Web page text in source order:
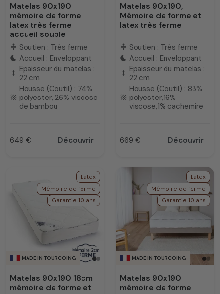
Matelas 90x190
mémoire de forme
latex très ferme
accueil souple
compress Soutien : Très ferme
bedtime Accueil : Enveloppant
height
Epaisseur du matelas :
22 cm
texture
Housse (Coutil) : 74%
polyester, 26% viscose
de bambou
Prix
649 € Découvrir
Matelas 90x190,
Mémoire de forme et
latex très ferme
compress Soutien : Très ferme
bedtime Accueil : Enveloppant
height
Epaisseur du matelas :
22 cm
texture
Housse (Coutil) : 83%
polyester,16%
viscose,1% cachemire
Prix
669 € Découvrir
MADE IN TOURCOING
Latex
Mémoire de forme
Garantie 10 ans
Matelas 90x190 18cm
mémoire de forme et
MADE IN TOURCOING
Latex
Mémoire de forme
Garantie 10 ans
Matelas 90x190
mémoire de forme